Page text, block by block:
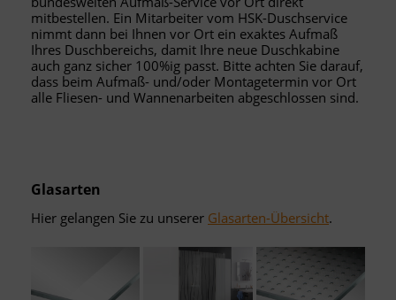
mitbestellen. Ein Mitarbeiter vom HSK-Duschservice
nimmt dann bei Ihnen vor Ort ein exaktes Aufmaß
Ihres Duschbereichs, damit Ihre neue Duschkabine
auch ganz sicher 100%ig passt. Bitte achten Sie darauf,
dass beim Aufmaß- und/oder Montagetermin vor Ort
alle Fliesen- und Wannenarbeiten abgeschlossen sind.
Glasarten
Hier gelangen Sie zu unserer Glasarten-Übersicht.